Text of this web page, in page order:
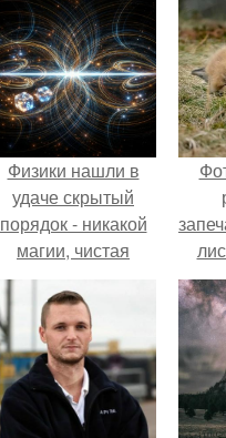
Физики нашли в
удаче скрытый
порядок - никакой
магии, чистая
квантовая
механика.